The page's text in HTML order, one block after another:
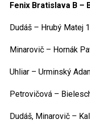
Fenix Bratislava B –
Dudáš – Hrubý Matej
Minarovič – Hornák
Uhliar – Urminský
Petrovičová –
Dudáš, Minarovič –